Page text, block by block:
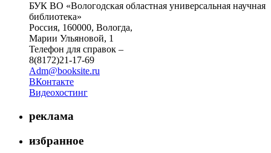
БУК ВО «Вологодская областная универсальная научная
библиотека»
Россия, 160000, Вологда,
Марии Ульяновой, 1
Телефон для справок –
8(8172)21-17-69
Adm@booksite.ru
ВКонтакте
Видеохостинг
реклама
избранное